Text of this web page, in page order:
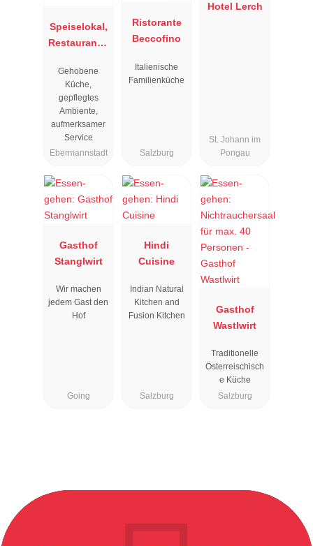
Speiselokal,
Restaurant "
"
Gehobene
Küche,
gepflegtes
Ambiente,
aufmerksamer
Service
Ebermannstadt
Ristorante
Beccofino
Italienische
Familienküche
Salzburg
Hotel Lerch
St. Johann im
Pongau
Gasthof
Stanglwirt
Wir machen
jedem Gast den
Hof
Going
Hindi
Cuisine
Indian Natural
Kitchen and
Fusion Kitchen
Salzburg
Gasthof
Wastlwirt
Traditionelle
Österreischisch
e Küche
Salzburg